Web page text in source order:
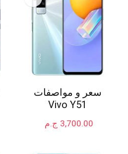
سعر و مواصفات
Vivo Y51
ج.م 3,700.00